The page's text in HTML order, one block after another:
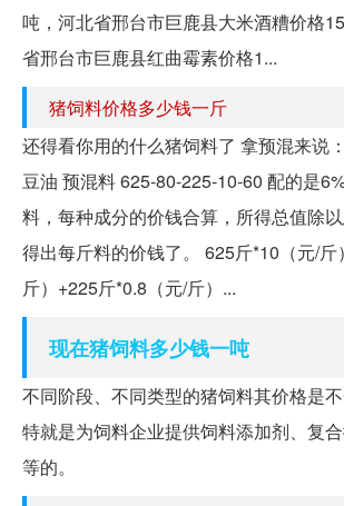
吨，河北省邢台市巨鹿县大米酒糟价格
省邢台市巨鹿县红曲霉素价格1...
猪饲料价格多少钱一斤
还得看你用的什么猪饲料了 拿预混来说
豆油 预混料 625-80-225-10-60 配的是
料，每种成分的价钱合算，所得总值除
得出每斤料的价钱了。 625斤*10（元/
斤）+225斤*0.8（元/斤）...
现在猪饲料多少钱一吨
不同阶段、不同类型的猪饲料其价格是
特就是为饲料企业提供饲料添加剂、复
等的。